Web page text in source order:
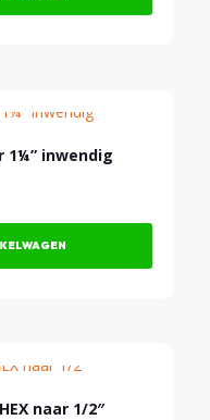
1¼” inwendig
naar 1/2″